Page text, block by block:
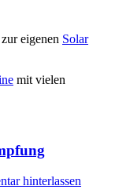
eigenen Solar
mit vielen
hinterlassen